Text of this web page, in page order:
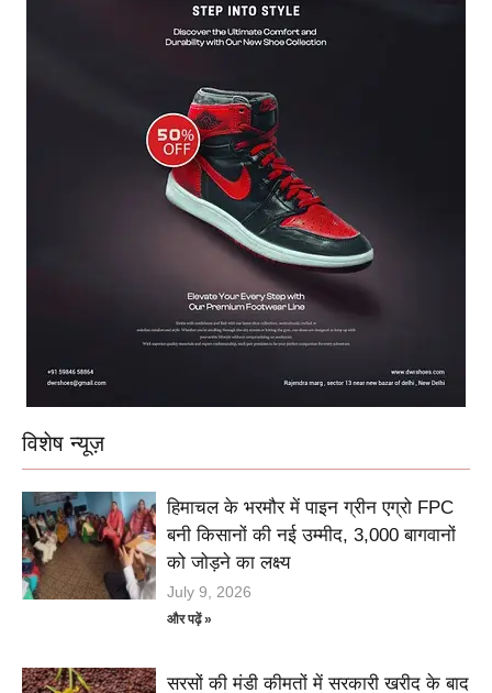
विशेष न्यूज़
हिमाचल के भरमौर में पाइन ग्रीन एग्रो FPC
बनी किसानों की नई उम्मीद, 3,000 बागवानों
को जोड़ने का लक्ष्य
July 9, 2026
और पढ़ें »
सरसों की मंडी कीमतों में सरकारी खरीद के बाद